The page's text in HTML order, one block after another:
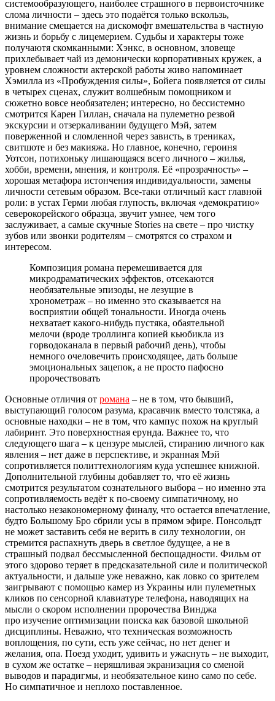
системообразующего, наиболее страшного в первоисточнике
слома личности – здесь это подаётся только вскользь,
внимание смещается на дискомофт вмешательства в частную
жизнь и борьбу с лицемерием. Судьбы и характеры тоже
получаютя скомканными: Хэнкс, в основном, зловеще
прихлебывает чай из демонически корпоративных кружек, а
уровнем сложности актерской работы живо напоминает
Хэмилла из «Пробуждения силы», Бойега появляется от силы
в четырех сценах, служит волшебным помощником и
сюжетно вовсе необязателен; интересно, но бессистемно
смотрится Карен Гиллан, сначала на пулеметно резвой
экскурсии и отзеркаливании будущего Мэй, затем
поверженной и сломленной через зависть, в трениках,
свитшоте и без макияжа. Но главное, конечно, героиня
Уотсон, потихоньку лишающаяся всего личного – жилья,
хобби, времени, мнения, и контроля. Её «прозрачность» –
хорошая метафора истончения индивидуальности, замены
личности сетевым образом. Все-таки отличный каст главной
роли: в устах Герми любая глупость, включая «демократию»
северокорейского образца, звучит умнее, чем того
заслуживает, а самые скучные Stories на свете – про чистку
зубов или звонки родителям – смотрятся со страхом и
интересом.
Композиция романа перемешивается для
микродраматических эффектов, отсекаются
необязательные эпизоды, не лезущие в
хронометраж – но именно это сказывается на
восприятии общей тональности. Иногда очень
нехватает какого-нибудь пустяка, обаятельной
мелочи (вроде троллинга копией кьюбикла из
горводоканала в первый рабочий день), чтобы
немного очеловечить происходящее, дать больше
эмоциональных зацепок, а не просто пафосно
пророчествовать
Основные отличия от романа – не в том, что бывший,
выступающий голосом разума, красавчик вместо толстяка, а
основные находки – не в том, что кампус похож на круглый
лабиринт. Это поверхностная ерунда. Важнее то, что
следующего шага – к цензуре мыслей, стиранию личного как
явления – нет даже в перспективе, и экранная Мэй
сопротивляется политтехнологиям куда успешнее книжной.
Дополнительной глубины добавляет то, что её жизнь
смотрится результатом сознательного выбора – но именно эта
сопротивляемость ведёт к по-своему симпатичному, но
настолько незакономерному финалу, что остается впечатление,
будто Большому Бро сбрили усы в прямом эфире. Понсольдт
не может заставить себя не верить в силу технологии, он
стремится распахнуть дверь в светлое будущее, а не в
страшный подвал бессмысленной беспощадности. Фильм от
этого здорово теряет в предсказательной силе и политической
актуальности, и дальше уже неважно, как ловко со зрителем
заигрывают с помощью камер из Украины или пулеметных
кликов по сенсорной клавиатуре телефона, наводящих на
мысли о скором исполнении пророчества Винджа
про изучение оптимизации поиска как базовой школьной
дисциплины. Неважно, что техническая возможность
воплощения, по сути, есть уже сейчас, но нет денег и
желания, опа. Поезд уходит, удивить и ужаснуть – не выходит,
в сухом же остатке – неряшливая экранизация со сменой
выводов и парадигмы, и необязательное кино само по себе.
Но симпатичное и неплохо поставленное.